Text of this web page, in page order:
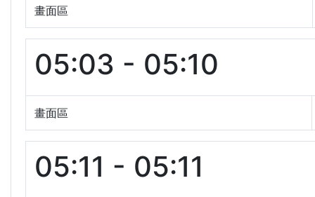
畫面區
05:03 - 05:10
畫面區
05:11 - 05:11